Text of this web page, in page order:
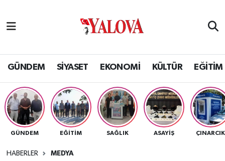
GÜNDEM SİYASET EKONOMİ KÜLTÜR EĞİTİM
GÜNDEM EĞİTİM SAĞLIK ASAYİŞ ÇINARCIK
HABERLER MEDYA
SİYASET
EKONOMİ
KÜLTÜR
Yalova Nöbetçi Eczaneler
Yalova Hava Durumu
Yalova Namaz Vakitleri
Yalova Trafik Yoğunluk Haritası